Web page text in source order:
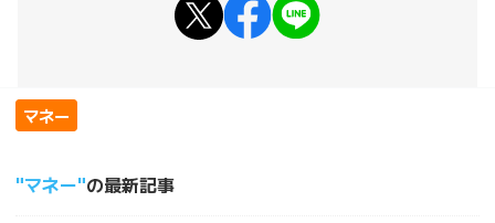
マネー
マネー の最新記事